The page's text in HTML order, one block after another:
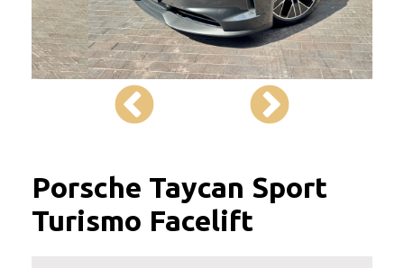
Porsche Taycan Sport
Turismo Facelift